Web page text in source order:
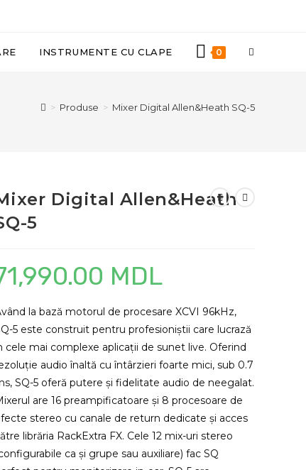
INSTRUMENTE CU CLAPE 0 TOGGLE
> Produse > Mixer Digital Allen&Heath SQ-5
Digital Allen&Heath
5
MDL
la bază motorul de procesare XCVI 96kHz,
5 este construit pentru profesioniștii care lucrază
cele mai complexe aplicații de sunet live. Oferind
audio înaltă cu întârzieri foarte mici, sub 0.7
SQ-5 oferă putere și fidelitate audio de neegalat.
are 16 preampificatoare și 8 procesoare de
stereo cu canale de return dedicate și acces
librăria RackExtra FX. Cele 12 mix-uri stereo
ca și grupe sau auxiliare) fac SQ